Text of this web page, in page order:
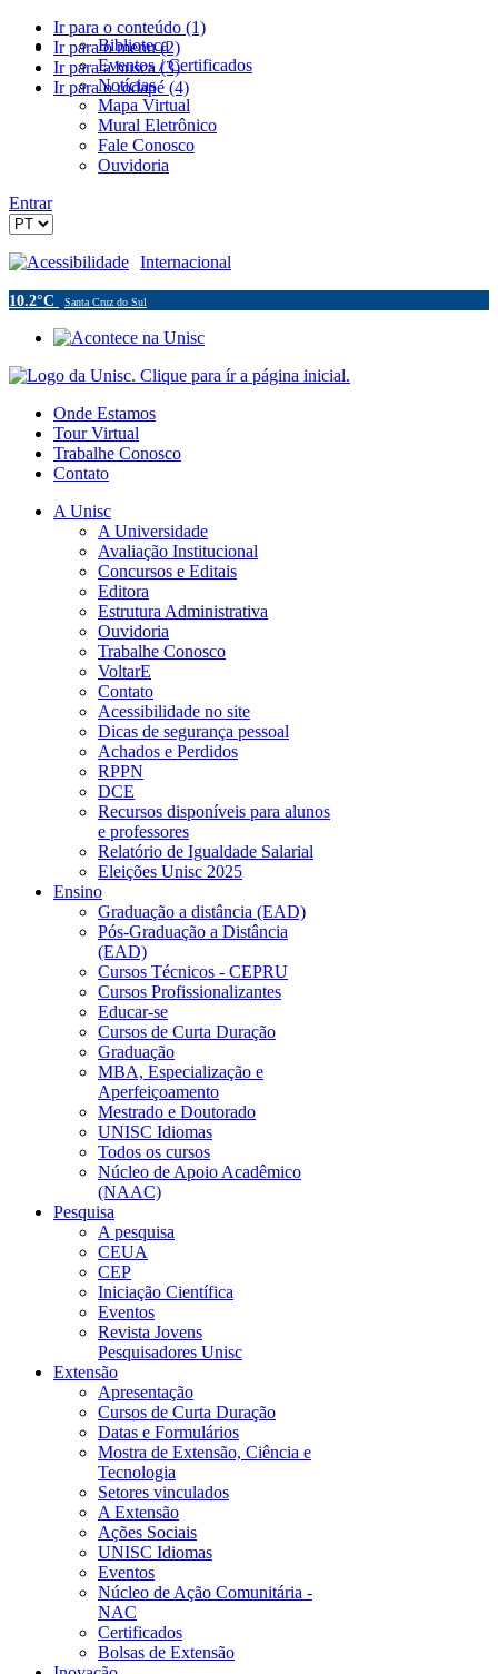
Ir para o conteúdo (1)
Ir para o menu (2)
Ir para a busca (3)
Ir para o rodapé (4)
Biblioteca
Eventos / Certificados
Notícias
Mapa Virtual
Mural Eletrônico
Fale Conosco
Ouvidoria
Entrar
Acessibilidade Internacional
10.2°C Santa Cruz do Sul
Onde Estamos
Tour Virtual
Trabalhe Conosco
Contato
A Unisc
A Universidade
Avaliação Institucional
Concursos e Editais
Editora
Estrutura Administrativa
Ouvidoria
Trabalhe Conosco
VoltarE
Contato
Acessibilidade no site
Dicas de segurança pessoal
Achados e Perdidos
RPPN
DCE
Recursos disponíveis para alunos
e professores
Relatório de Igualdade Salarial
Eleições Unisc 2025
Ensino
Graduação a distância (EAD)
Pós-Graduação a Distância
(EAD)
Cursos Técnicos - CEPRU
Cursos Profissionalizantes
Educar-se
Cursos de Curta Duração
Graduação
MBA, Especialização e
Aperfeiçoamento
Mestrado e Doutorado
UNISC Idiomas
Todos os cursos
Núcleo de Apoio Acadêmico
(NAAC)
Pesquisa
A pesquisa
CEUA
CEP
Iniciação Científica
Eventos
Revista Jovens
Pesquisadores Unisc
Extensão
Apresentação
Cursos de Curta Duração
Datas e Formulários
Mostra de Extensão, Ciência e
Tecnologia
Setores vinculados
A Extensão
Ações Sociais
UNISC Idiomas
Eventos
Núcleo de Ação Comunitária -
NAC
Certificados
Bolsas de Extensão